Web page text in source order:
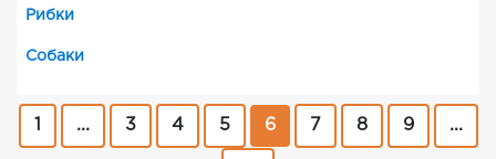
Рибки
Собаки
... 3 4 5 6 7 8 9 ...